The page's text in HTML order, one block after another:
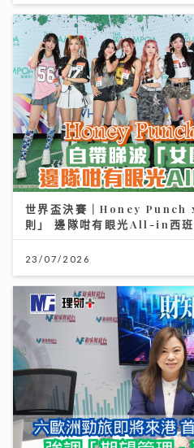
世界盃決賽｜Honey Punch
則」 邊隊咁有眼光All-in西班
23/07/2026